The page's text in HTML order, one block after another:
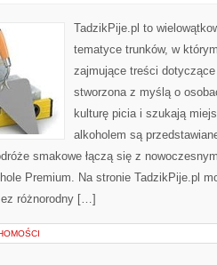
TadzikPije.pl to
tematyce trunków, w
zajmujące treści dotyczące
stworzona z myślą o
kulturę picia i szukają
alkoholem są
smakowe łączą się z
Premium. Na stronie TadzikPije.pl
różnorodny […]